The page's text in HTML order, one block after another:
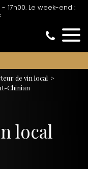
de vin local
Chinian
local